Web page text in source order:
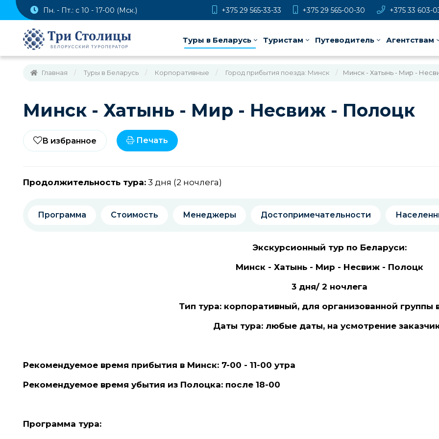
Пн. - Пт.: с 10 - 17-00 (Мск.) +375 29 565-33-33 +375 29 565-00-30 +375 33 603-
Туры в Беларусь Туристам Путеводитель Агентствам
Главная Туры в Беларусь Корпоративные Город прибытия поезда: Минск Минск - Хатынь - Мир -
Минск - Хатынь - Мир - Несвиж - Полоцк
В избранное Печать
Продолжительность тура: 3 дня (2 ночлега)
Программа Стоимость Менеджеры Достопримечательности
Экскурсионный тур по Беларуси:
Минск - Хатынь - Мир - Несвиж - Полоцк
3 дня/ 2 ночлега
Тип тура: корпоративный, для организованной группы
Даты тура: любые даты, на усмотрение
Рекомендуемое время прибытия в Минск: 7-00 - 11-00 утра
Рекомендуемое время убытия из Полоцка: после 18-00
Программа тура: